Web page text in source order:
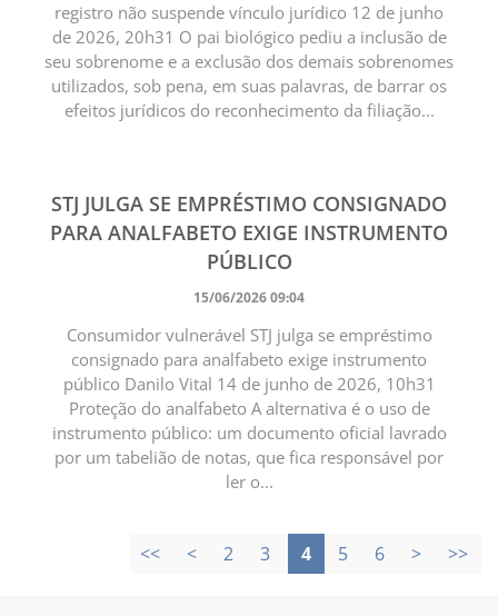
registro não suspende vínculo jurídico 12 de junho
de 2026, 20h31 O pai biológico pediu a inclusão de
seu sobrenome e a exclusão dos demais sobrenomes
utilizados, sob pena, em suas palavras, de barrar os
efeitos jurídicos do reconhecimento da filiação...
STJ JULGA SE EMPRÉSTIMO CONSIGNADO
PARA ANALFABETO EXIGE INSTRUMENTO
PÚBLICO
15/06/2026 09:04
Consumidor vulnerável STJ julga se empréstimo
consignado para analfabeto exige instrumento
público Danilo Vital 14 de junho de 2026, 10h31
Proteção do analfabeto A alternativa é o uso de
instrumento público: um documento oficial lavrado
por um tabelião de notas, que fica responsável por
ler o...
<< < 2 3 4 5 6 > >>